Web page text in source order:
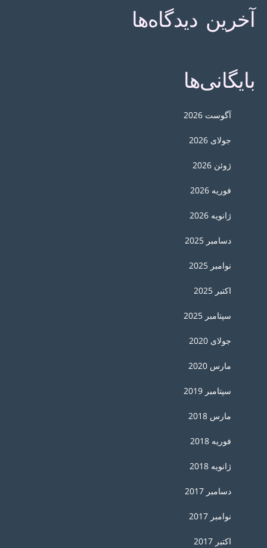
آخرین دیدگاه‌ها
بایگانی‌ها
آگوست 2026
جولای 2026
ژوئن 2026
فوریه 2026
ژانویه 2026
دسامبر 2025
نوامبر 2025
اکتبر 2025
سپتامبر 2025
جولای 2020
مارس 2020
سپتامبر 2019
مارس 2018
فوریه 2018
ژانویه 2018
دسامبر 2017
نوامبر 2017
اکتبر 2017